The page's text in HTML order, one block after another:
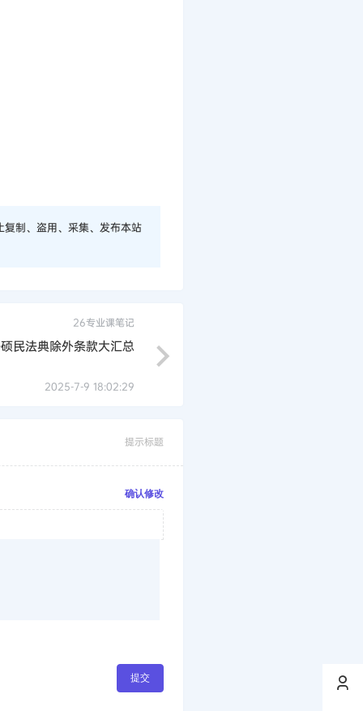
制、盗用、采集、发布本站
26专业课笔记
民法典除外条款大汇总
2025-7-9 18:02:29
提示标题
确认修改
提交